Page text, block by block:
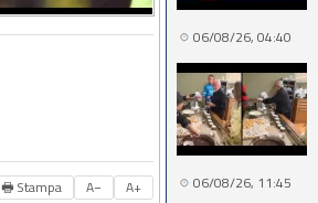
🖶 Stampa A− A+
06/08/26, 04:40
06/08/26, 11:45